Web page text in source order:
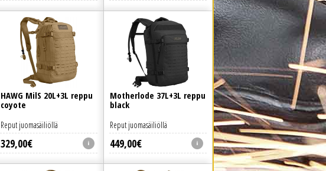
HAWG MilS 20L+3L reppu
coyote
329,00€
Reput juomasäiliöllä
Motherlode 37L+3L reppu
black
449,00€
Reput juomasäiliöllä